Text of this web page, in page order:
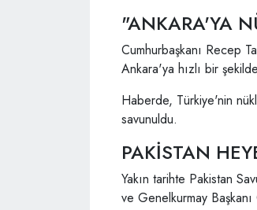
"ANKARA'YA
Cumhurbaşkanı Recep
Ankara'ya hızlı bir
Haberde, Türkiye'nin
savunuldu.
PAKİSTAN
Yakın tarihte Pakistan
ve Genelkurmay